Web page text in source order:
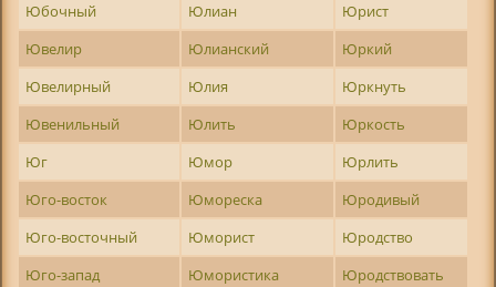
Юбочный
Юлиан
Юрист
Ювелир
Юлианский
Юркий
Ювелирный
Юлия
Юркнуть
Ювенильный
Юлить
Юркость
Юг
Юмор
Юрлить
Юго-восток
Юмореска
Юродивый
Юго-восточный
Юморист
Юродство
Юго-запад
Юмористика
Юродствовать